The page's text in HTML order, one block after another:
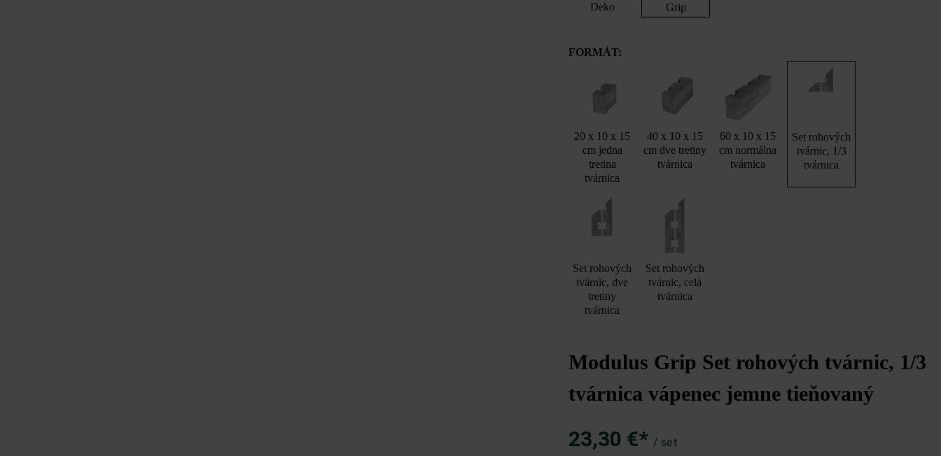
Deko Grip
FORMÁT:
20 x 10 x 15
cm jedna
tretina
tvárnica
40 x 10 x 15
cm dve tretiny
tvárnica
60 x 10 x 15
cm normálna
tvárnica
Set rohových
tvárnic, 1/3
tvárnica
Set rohových
tvárnic, dve
tretiny
tvárnica
Set rohových
tvárnic, celá
tvárnica
Modulus Grip Set rohových tvárnic, 1/3
tvárnica vápenec jemne tieňovaný
23,30 €* / set